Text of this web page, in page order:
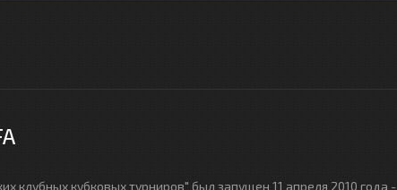
клубных кубковых турниров" был запущен 11 апреля 2010 года -